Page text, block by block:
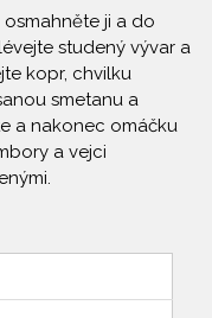
ji a do
studený vývar a
kopr, chvilku
smetanu a
a nakonec omáčku
a vejci